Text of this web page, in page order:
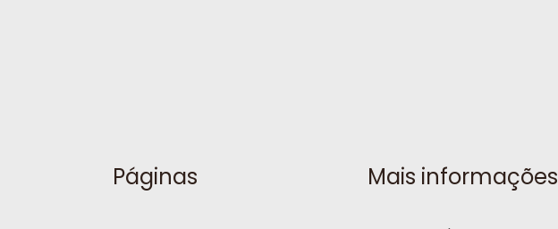
Páginas Mais informações